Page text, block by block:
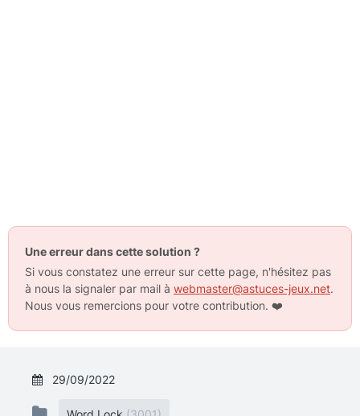
Une erreur dans cette solution ?
Si vous constatez une erreur sur cette page, n'hésitez pas
à nous la signaler par mail à webmaster@astuces-jeux.net.
Nous vous remercions pour votre contribution. ❤️
29/09/2022